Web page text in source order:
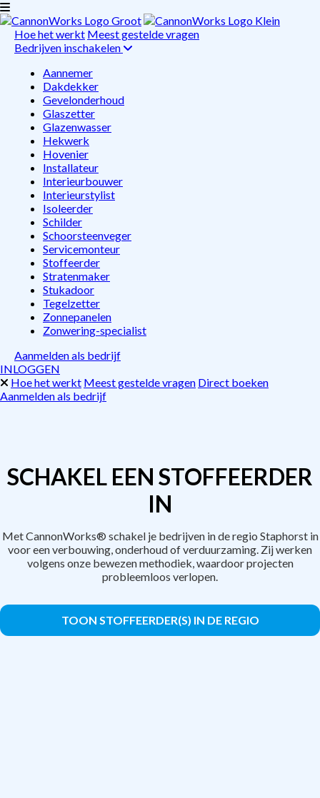
Hoe het werkt Meest gestelde vragen
Bedrijven inschakelen
Aannemer
Dakdekker
Gevelonderhoud
Glaszetter
Glazenwasser
Hekwerk
Hovenier
Installateur
Interieurbouwer
Interieurstylist
Isoleerder
Schilder
Schoorsteenveger
Servicemonteur
Stoffeerder
Stratenmaker
Stukadoor
Tegelzetter
Zonnepanelen
Zonwering-specialist
Aanmelden als bedrijf
INLOGGEN
Hoe het werkt Meest gestelde vragen Direct boeken
Aanmelden als bedrijf
SCHAKEL EEN STOFFEERDER
IN
Met CannonWorks® schakel je bedrijven in de regio Staphorst in
voor een verbouwing, onderhoud of verduurzaming. Zij werken
volgens onze bewezen methodiek, waardoor projecten
probleemloos verlopen.
TOON STOFFEERDER(S) IN DE REGIO